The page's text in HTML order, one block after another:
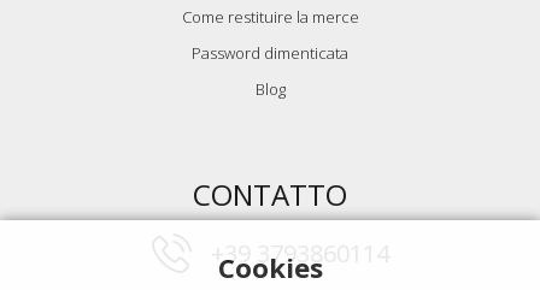
Come restituire la merce
Password dimenticata
Blog
CONTATTO
+39 3793860114
Cookies